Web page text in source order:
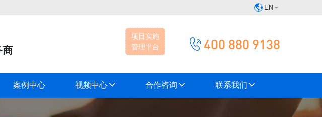
EN
商
项目实施
管理平台
400 880 9138
案例中心 视频中心 合作咨询 联系我们